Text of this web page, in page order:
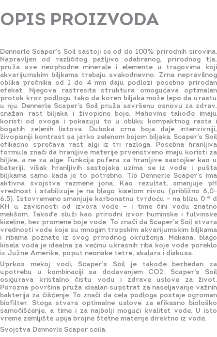
OPIS PROIZVODA
Dennerle Scaper’s Soil sastoji se od do 100% prirodnih sirovina.
Napravljen od različitog pažljivo odabranog, prirodnog tla,
pruža sve neophodne minerale i elemente u tragovima koji
akvarijumskim biljkama trebaju svakodnevno. Zrna nepravilnog
oblika prečnika od 1 do 4 mm daju podlozi posebno prirodan
efekat. Njegova rastresita struktura omogućava optimalan
protok kroz podlogu tako da koren biljaka može lepo da urastu
u nju. Dennerle Scaper’s Soil pruža savršenu osnovu za zdrav,
snažan rast biljaka i živopisne boje. Mahovine takođe imaju
koristi od ovoga i pokazuju to u obliku kompaktnog rasta i
bogatih zelenih listova. Duboka crna boja daje intenzivniji,
živopisniji kontrast sa jarko zelenom bojom biljaka. Scaper’s Soil
efikasno sprečava rast algi iz tri razloga: Posebna hranljiva
formula znači da hranljive materije prvenstveno imaju koristi za
biljke, a ne za alge. Funkcija pufera za hranljive sastojke: kao u
bateriji, višak hranljivih sastojaka uzima se iz vode i pušta
biljkama samo kada je to potrebno. Tlo Dennerle Scaper’s ima
aktivna svojstva razmene jona. Kao rezultat, smanjuje pH
vrednost i stabilizuje je na blago kiselom nivou (približno 6,0-
6,5). Istovremeno smanjuje karbonatnu tvrdoću – na blizu 0 ° d
KH u zavisnosti od izvora vode – i time čini vodu znatno
mekšom. Takođe služi kao prirodni izvor huminske i fulvinske
kiseline, bez promene boje vode. To znači da Scaper’s Soil stvara
vrednosti vode koje su mnogim tropskim akvarijumskim biljkama
i ribama poznate iz svog prirodnog okruženja. Mekana, blago
kisela voda je idealna za većinu ukrasnih riba koje vode poreklo
iz Južne Amerike, poput neonske tetre, skalara i diskusa.
Uprkos mekoj vodi, Scaper’s Soil je takođe bezbedan za
upotrebu u kombinaciji sa dodavanjem CO2. Scaper’s Soil
osigurava kristalno čistu vodu i zdrave uslove za život.
Porozna površina pruža idealan supstrat za naseljavanje važnih
bakterija za čišćenje. To znači da cela podloga postaje ogroman
biofilter. Stoga stvara optimalne uslove za efikasno biološko
samočišćenje, a time i za najbolji mogući kvalitet vode. U isto
vreme zemljište upija brojne štetne materije direktno iz vode.
Svojstva Dennerle Scaper soila: